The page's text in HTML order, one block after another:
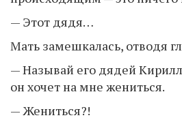
— Этот дядя…
Мать замешкалась, отводя
— Называй его дядей
он хочет на мне жениться.
— Жениться?!